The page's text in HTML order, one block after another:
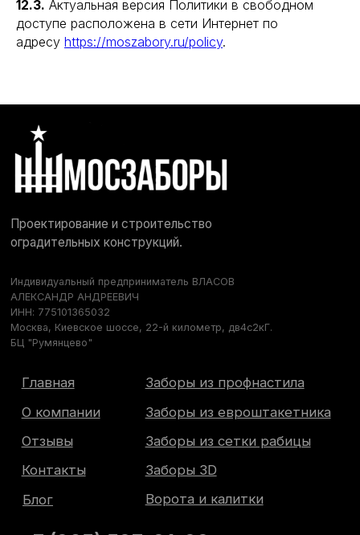
12.3. Актуальная версия Политики в свободном
доступе расположена в сети Интернет по
адресу https://moszabory.ru/policy.